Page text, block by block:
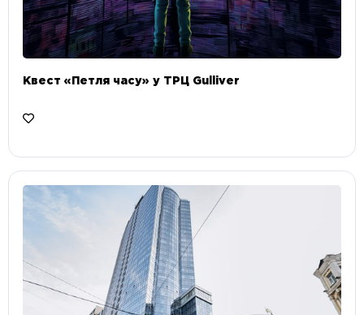
Квест «Петля часу» у ТРЦ Gulliver